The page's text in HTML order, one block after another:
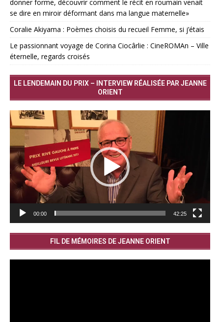
donner forme, découvrir comment le récit en roumain venait
se dire en miroir déformant dans ma langue maternelle»
Coralie Akiyama : Poèmes choisis du recueil Femme, si j’étais
Le passionnant voyage de Corina Ciocârlie : CineROMAn – Ville
éternelle, regards croisés
LE LENDEMAIN DU PRIX – INTERVIEW RÉALISÉE PAR JEANNE
ORIENT
Lecteur
vidéo
00:00 42:25
FIL DE MÉMOIRES DE JEANNE ORIENT